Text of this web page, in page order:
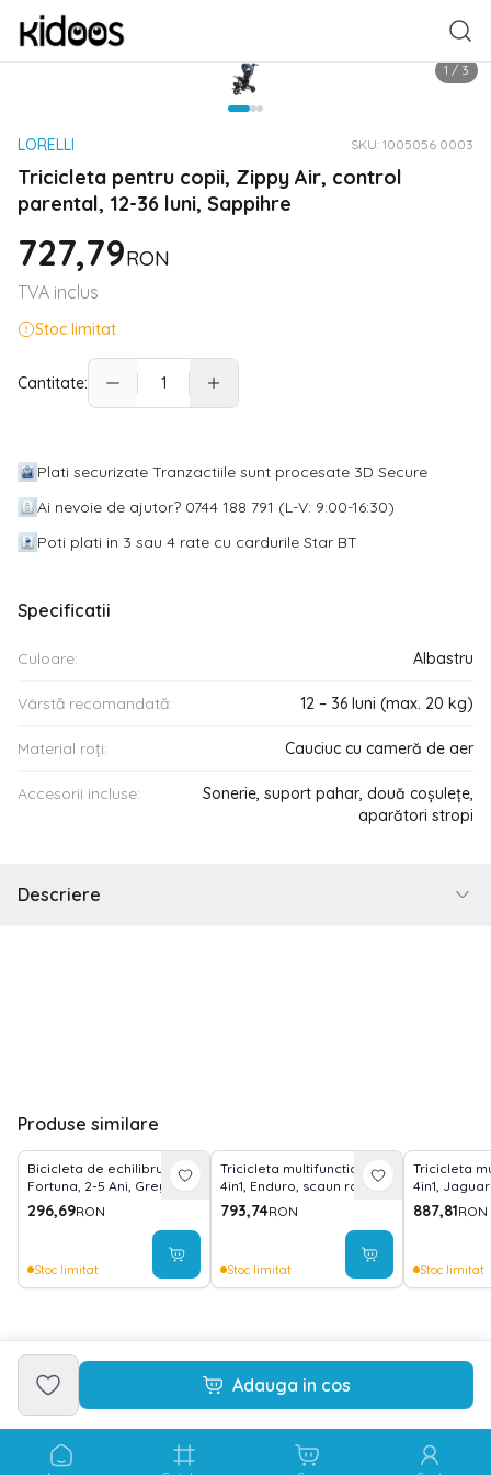
1 / 3
LORELLI SKU: 1005056 0003
Tricicleta pentru copii, Zippy Air, control
parental, 12-36 luni, Sappihre
727,79RON
TVA inclus
Stoc limitat
Cantitate:
Plati securizate Tranzactiile sunt procesate 3D Secure
Ai nevoie de ajutor? 0744 188 791 (L-V: 9:00-16:30)
Poti plati in 3 sau 4 rate cu cardurile Star BT
Specificatii
Culoare: Albastru
Vârstă recomandată: 12 – 36 luni (max. 20 kg)
Material roți: Cauciuc cu cameră de aer
Accesorii incluse:
Sonerie, suport pahar, două coșulețe,
aparători stropi
Descriere
Adauga in cos
Produse similare
Bicicleta de echilibru,
Fortuna, 2-5 Ani, Grey &
Black
296,69RON
Stoc limitat
Tricicleta multifunctionala
4in1, Enduro, scaun rotativ,
Red & Black Luxe
793,74RON
Stoc limitat
Tricicleta
4in1,
cu camera,
New
887,81RON
Stoc limitat